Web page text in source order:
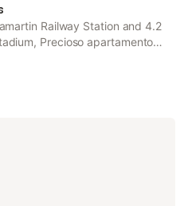
Railway Station and 4.2
Precioso apartamento
offers a private pool and
is non-smoking and is